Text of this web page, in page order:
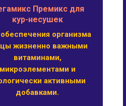
Премикс для
кур-несушек
организма
жизненно важными
витаминами,
микроэлементами и
активными
добавками.